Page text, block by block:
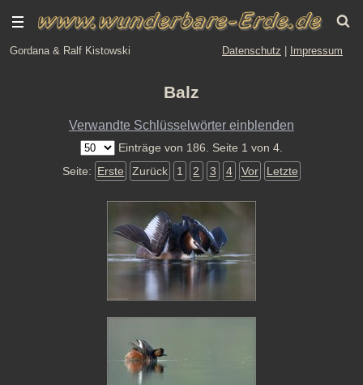
Gordana & Ralf Kistowski Datenschutz Impressum
Balz
Verwandte Schlüsselwörter einblenden
Einträge von 186. Seite 1 von 4.
Seite: Erste Zurück 1 2 3 4 Vor Letzte